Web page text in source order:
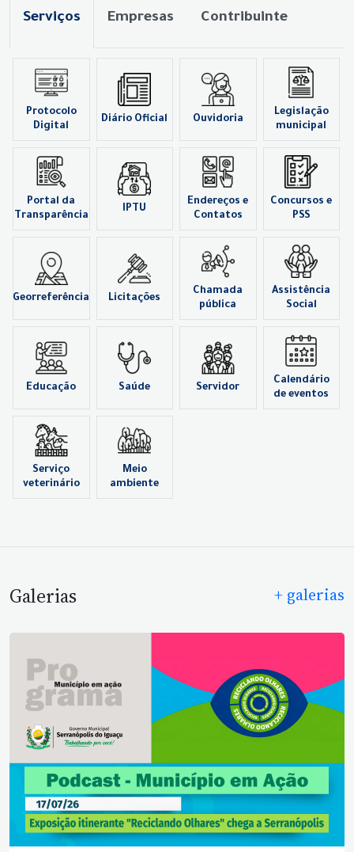
Serviços Empresas Contribuinte
Protocolo
Digital
Diário Oficial Ouvidoria
Legislação
municipal
Portal da
Transparência
IPTU
Endereços e
Contatos
Concursos e
PSS
Georreferência Licitações
Chamada
pública
Assistência
Social
Educação Saúde Servidor
Calendário
de eventos
Serviço
veterinário
Meio
ambiente
Galerias + galerias